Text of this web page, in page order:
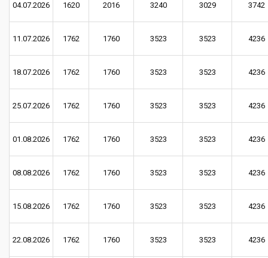
04.07.2026 1620 2016 3240 3029 3742
11.07.2026 1762 1760 3523 3523 4236
18.07.2026 1762 1760 3523 3523 4236
25.07.2026 1762 1760 3523 3523 4236
01.08.2026 1762 1760 3523 3523 4236
08.08.2026 1762 1760 3523 3523 4236
15.08.2026 1762 1760 3523 3523 4236
22.08.2026 1762 1760 3523 3523 4236